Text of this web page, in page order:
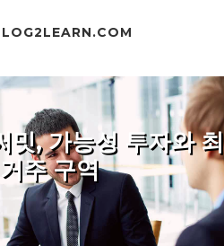
밋, 가능성 투자와 최
주 구역